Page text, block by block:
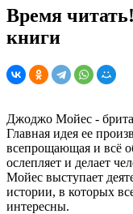
Время
книги
Джоджо Мойес -
Главная идея ее
всепрощающая и всё
ослепляет и делает
Мойес выступает
истории, в которых
интересны.